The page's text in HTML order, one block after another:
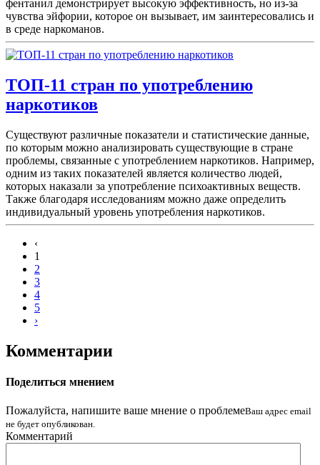
фентанил демонстрирует высокую эффективность, но из-за
чувства эйфории, которое он вызывает, им заинтересовались и
в среде наркоманов.
ТОП-11 стран по употреблению
наркотиков
Существуют различные показатели и статистические данные,
по которым можно анализировать существующие в стране
проблемы, связанные с употреблением наркотиков. Например,
одним из таких показателей является количество людей,
которых наказали за употребление психоактивных веществ.
Также благодаря исследованиям можно даже определить
индивидуальный уровень употребления наркотиков.
‹
1
2
3
4
5
›
Комментарии
Поделиться мнением
Пожалуйста, напишите ваше мнение о проблемеВаш адрес email
не будет опубликован.
Комментарий